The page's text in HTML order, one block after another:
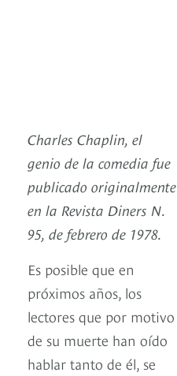
Charles Chaplin, el
genio de la comedia fue
publicado originalmente
en la Revista Diners N.
95, de febrero de 1978.
Es posible que en
próximos años, los
lectores que por motivo
de su muerte han oído
hablar tanto de él, se